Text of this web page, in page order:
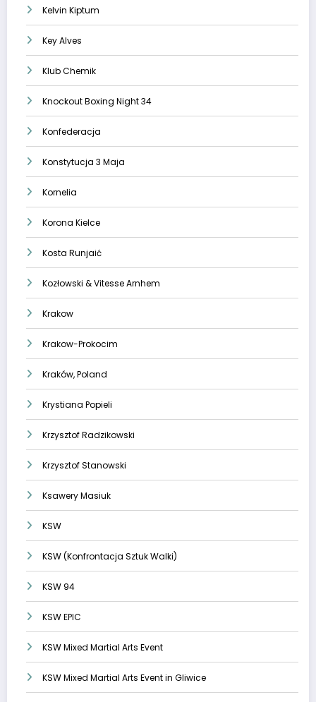
Kelvin Kiptum
Key Alves
Klub Chemik
Knockout Boxing Night 34
Konfederacja
Konstytucja 3 Maja
Kornelia
Korona Kielce
Kosta Runjaić
Kozłowski & Vitesse Arnhem
Krakow
Krakow-Prokocim
Kraków, Poland
Krystiana Popieli
Krzysztof Radzikowski
Krzysztof Stanowski
Ksawery Masiuk
KSW
KSW (Konfrontacja Sztuk Walki)
KSW 94
KSW EPIC
KSW Mixed Martial Arts Event
KSW Mixed Martial Arts Event in Gliwice